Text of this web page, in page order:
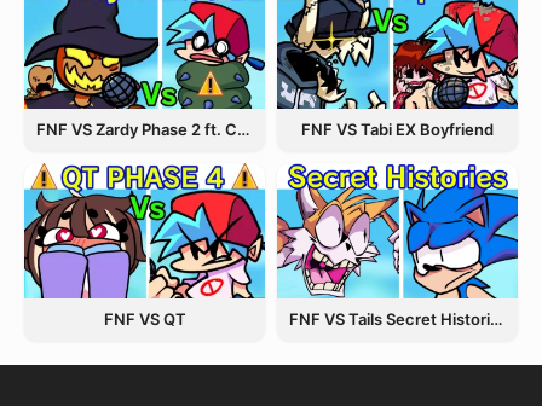
FNF VS Zardy Phase 2 ft. CableCrow FNF VS Tabi EX Boyfriend
FNF VS QT FNF VS Tails Secret Histories